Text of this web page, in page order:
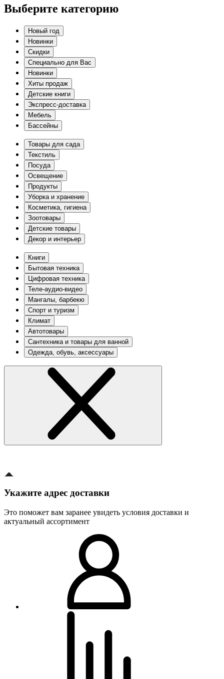
Выберите категорию
Новый год
Новинки
Скидки
Специально для Вас
Новинки
Хиты продаж
Детские книги
Экспресс-доставка
Мебель
Бассейны
Товары для сада
Текстиль
Посуда
Освещение
Продукты
Уборка и хранение
Косметика, гигиена
Зоотовары
Детские товары
Декор и интерьер
Книги
Бытовая техника
Цифровая техника
Теле-аудио-видео
Мангалы, барбекю
Спорт и туризм
Климат
Автотовары
Сантехника и товары для ванной
Одежда, обувь, аксессуары
Укажите адрес доставки
Это поможет вам заранее увидеть условия доставки и
актуальный ассортимент